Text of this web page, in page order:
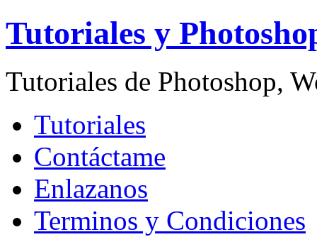
Tutoriales y
Tutoriales de Photoshop,
Tutoriales
Contáctame
Enlazanos
Terminos y Condiciones